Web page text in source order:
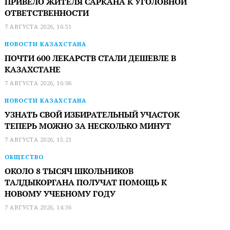
ОТВЕТСТВЕННОСТИ
7 АВГУСТА 2026, 16:51
НОВОСТИ КАЗАХСТАНА
ПОЧТИ 600 ЛЕКАРСТВ СТАЛИ ДЕШЕВЛЕ В
КАЗАХСТАНЕ
7 АВГУСТА 2026, 16:06
НОВОСТИ КАЗАХСТАНА
УЗНАТЬ СВОЙ ИЗБИРАТЕЛЬНЫЙ УЧАСТОК
ТЕПЕРЬ МОЖНО ЗА НЕСКОЛЬКО МИНУТ
7 АВГУСТА 2026, 15:21
ОБЩЕСТВО
ОКОЛО 8 ТЫСЯЧ ШКОЛЬНИКОВ
ТАЛДЫКОРГАНА ПОЛУЧАТ ПОМОЩЬ К
НОВОМУ УЧЕБНОМУ ГОДУ
7 АВГУСТА 2026, 14:36